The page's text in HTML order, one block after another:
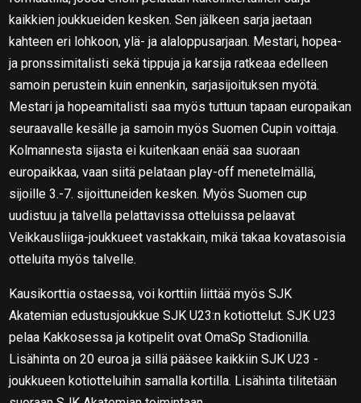
kaikkien joukkueiden kesken. Sen jälkeen sarja jaetaan
kahteen eri lohkoon, ylä- ja alaloppusarjaan. Mestari, hopea-
ja pronssimitalisti sekä tippuja ja karsija ratkeaa edelleen
samoin perustein kuin ennenkin, sarjasijoituksen myötä.
Mestari ja hopeamitalisti saa myös tuttuun tapaan europaikan
seuraavalle kesälle ja samoin myös Suomen Cupin voittaja.
Kolmannesta sijasta ei kuitenkaan enää saa suoraan
europaikkaa, vaan siitä pelataan play-off menetelmällä,
sijoille 3.-7. sijoittuneiden kesken. Myös Suomen cup
uudistuu ja talvella pelattavissa otteluissa pelaavat
Veikkausliiga-joukkueet vastakkain, mikä takaa kovatasoisia
otteluita myös talvelle.
Kausikorttia ostaessa, voi korttiin liittää myös SJK
Akatemian edustusjoukkue SJK U23:n kotiottelut. SJK U23
pelaa Kakkosessa ja kotipelit ovat OmaSp Stadionilla.
Lisähinta on 20 euroa ja sillä pääsee kaikkiin SJK U23 -
joukkueen kotiotteluihin samalla kortilla. Lisähinta tilitetään